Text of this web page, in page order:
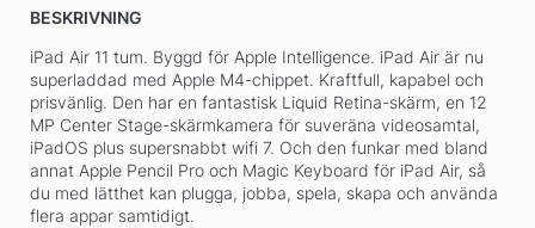
BESKRIVNING
iPad Air 11 tum. Byggd för Apple Intelligence. iPad Air är nu
superladdad med Apple M4-chippet. Kraftfull, kapabel och
prisvänlig. Den har en fantastisk Liquid Retina-skärm, en 12
MP Center Stage-skärmkamera för suveräna videosamtal,
iPadOS plus supersnabbt wifi 7. Och den funkar med bland
annat Apple Pencil Pro och Magic Keyboard för iPad Air, så
du med lätthet kan plugga, jobba, spela, skapa och använda
flera appar samtidigt.